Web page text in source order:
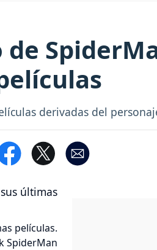
derivadas del
películas.
SpiderMan